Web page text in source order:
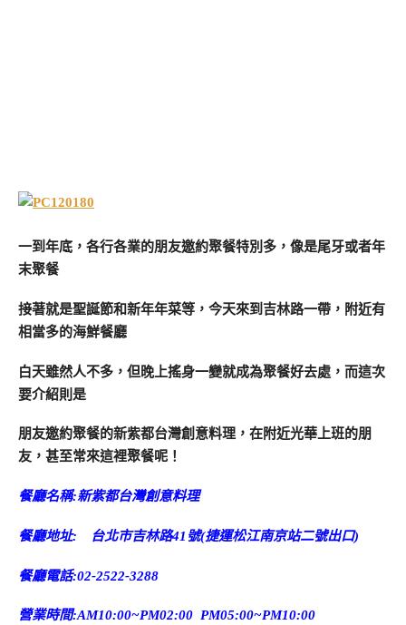
一到年底，各行各業的朋友邀約聚餐特別多，像是尾牙或者年
末聚餐
接著就是聖誕節和新年年菜等， 今天來到吉林路一帶，附近有
相當多的海鮮餐廳
白天雖然人不多，但晚上搖身一變就成為聚餐好去處， 而這次
要介紹則是
朋友邀約聚餐的新紫都台灣創意料理，在附近光華上班的朋
友，甚至常來這裡聚餐呢！
餐廳名稱:新紫都台灣創意料理
餐廳地址: 台北市吉林路41號(捷運松江南京站二號出口)
餐廳電話:02-2522-3288
營業時間:AM10:00~PM02:00 PM05:00~PM10:00